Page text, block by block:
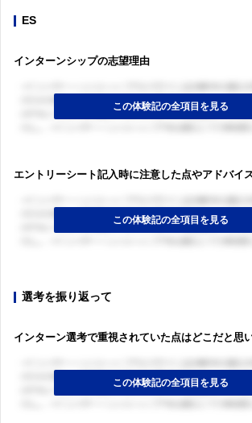
ES
インターンシップの志望理由
エントリーシート記入時に注意した点やアドバイ
選考を振り返って
インターン選考で重視されていた点はどこだと思